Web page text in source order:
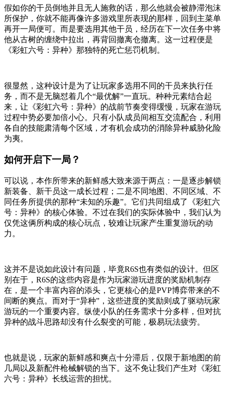
假如你的干员倒地并且无人施救的话，那么他就会被静滞泡沫
所保护，你就不能再像许多游戏里所表现的那样，回到主菜单
再开一局便可。而是要选用其他干员，经历在下一次任务中将
他从古树的缠绕中拉出，再背回撤离仓撤离。这一过程便是
《彩虹六号：异种》那独特的死亡惩罚机制。
很显然，这种设计是为了让玩家多选用不同的干员来执行任
务，而不是无脑怼着几个“最优解”一直玩。种种元素结合起
来，让《彩虹六号：异种》的战前节奏变得缓慢，玩家在游玩
过程中势必要加倍小心。只有小队成员间相互交流配合，利用
各自的技能肃清每个区域，才有机会成功的消除异种威胁化险
为夷。
如何开启下一局？
可以说，本作所带来的新鲜感大致来源于两点：一是逐步解锁
新装备、新干员这一成长过程；二是不同地图、不同区域、不
同任务所提供的那种“未知的乐趣”。它们共同组成了《彩虹六
号：异种》的核心体验。不过在我们的实际体验中，我们认为
仅凭这俩所构成的核心玩点，较难让玩家产生重复游玩的动
力。
这并不是说如此设计有问题，毕竟R6S也有类似的设计。但区
别在于，R6S的这些内容是作为玩家游玩进度的奖励机制存
在，是一个丰富内容的添头，它更核心的是PVP博弈带来的不
间断的爽点。而对于“异种”，这些进度的奖励则成了驱动玩家
游玩的一个重要内容。纵使小队的任务需求十分多样，但对抗
异种的战斗思路却没有什么裂变的可能，极易玩法疲劳。
也就是说，玩家的新鲜感和爽点十分滞后，仅限于新地图的前
几局以及新配件枪械解锁的当下。这不免让我们产生对《彩虹
六号：异种》长线运营的担忧。